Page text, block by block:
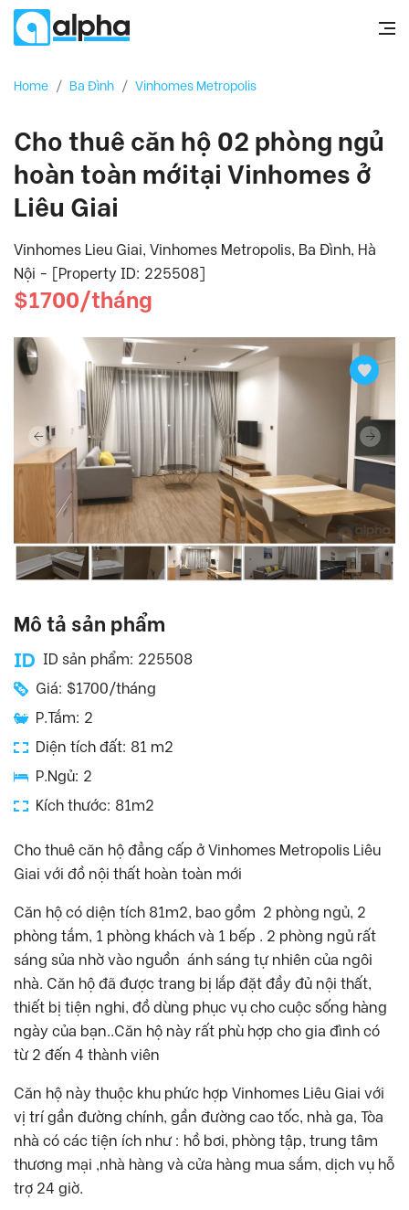
Home / Ba Đình / Vinhomes Metropolis
Cho thuê căn hộ 02 phòng ngủ
hoàn toàn mớitại Vinhomes ở
Liêu Giai
Vinhomes Lieu Giai, Vinhomes Metropolis, Ba Đình, Hà
Nội - [Property ID: 225508]
$1700/tháng
Mô tả sản phẩm
ID sản phẩm: 225508
Giá: $1700/tháng
P.Tắm: 2
Diện tích đất: 81 m2
P.Ngủ: 2
Kích thước: 81m2
Cho thuê căn hộ đẳng cấp ở Vinhomes Metropolis Liêu
Giai với đồ nội thất hoàn toàn mới
Căn hộ có diện tích 81m2, bao gồm 2 phòng ngủ, 2
phòng tắm, 1 phòng khách và 1 bếp . 2 phòng ngủ rất
sáng sủa nhờ vào nguồn ánh sáng tự nhiên của ngôi
nhà. Căn hộ đã được trang bị lắp đặt đầy đủ nội thất,
thiết bị tiện nghi, đồ dùng phục vụ cho cuộc sống hàng
ngày của bạn..Căn hộ này rất phù hợp cho gia đình có
từ 2 đến 4 thành viên
Căn hộ này thuộc khu phức hợp Vinhomes Liêu Giai với
vị trí gần đường chính, gần đường cao tốc, nhà ga, Tòa
nhà có các tiện ích như : hồ bơi, phòng tập, trung tâm
thương mại ,nhà hàng và cửa hàng mua sắm, dịch vụ hỗ
trợ 24 giờ.